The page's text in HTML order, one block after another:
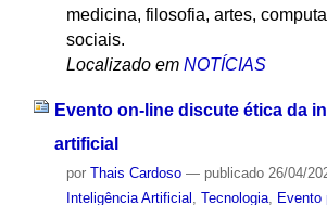
medicina, filosofia, artes,
sociais.
Localizado em NOTÍCIAS
Evento on-line discute ética da
artificial
por Thais Cardoso — publicado26/04/
Inteligência Artificial , Tecnologia, Evento